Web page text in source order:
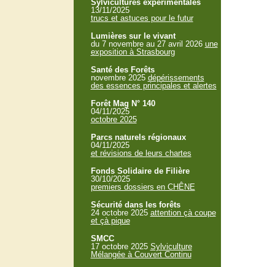
Sylvicultures expérimentales
13/11/2025
trucs et astuces pour le futur
Lumières sur le vivant
du 7 novembre au 27 avril 2026 une
exposition à Strasbourg
Santé des Forêts
novembre 2025 dépérissements
des essences principales et alertes
Forêt Mag N° 140
04/11/2025
octobre 2025
Parcs naturels régionaux
04/11/2025
et révisions de leurs chartes
Fonds Solidaire de Filière
30/10/2025
premiers dossiers en CHÊNE
Sécurité dans les forêts
24 octobre 2025 attention çà coupe
et çà pique
SMCC
17 octobre 2025 Sylviculture
Mélangée à Couvert Continu